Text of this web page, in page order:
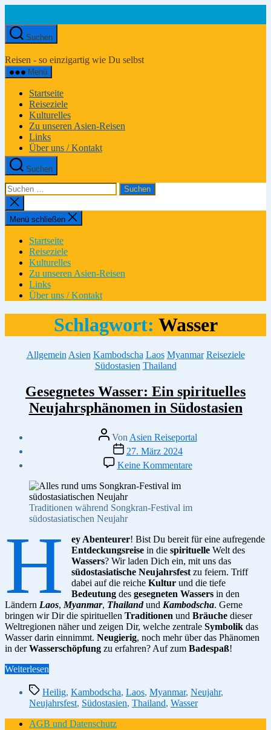
springen
Suchen
Reiseportal
Reisen - so einzigartig wie Du selbst
Menü
Startseite
Reiseziele
Kulturelles
Zu unseren Asien-Reisen
Links
Über uns / Kontakt
Suchen
Suchen
nach:
Suche
schließen
Menü schließen
Startseite
Reiseziele
Kulturelles
Zu unseren Asien-Reisen
Links
Über uns / Kontakt
Schlagwort: Wasser
Kategorien
Allgemein Asien Kambodscha Laos Myanmar Reiseziele
Südostasien Thailand
Gesegnetes Wasser: Ein spirituelles
Neujahrsphänomen in Südostasien
Beitragsautor
Von Asien Reiseportal
Veröffentlichungsdatum
27. März 2024
Keine Kommentarezu
Gesegnetes
spirituelles
Südostasien
Traditionen während Songkran-Festival im
südostasiatischen Neujahr
H ey Abenteurer! Bist Du bereit für eine aufregende
Entdeckungsreisein diespirituelleWelt des
Wassers? Wir laden Dich ein, mit uns das
südostasiatische Neujahrsfestzu feiern. Triff
dabei auf die reicheKulturund die tiefe
Bedeutungdesgesegneten Wassersin den
Ländern Laos, Myanmar, Thailandund Kambodscha. Gerne
bringen wir Dir die spirituellen Traditionen und Bräuche dieser
Weltregionen näher und zeigen Dir, welche zentrale Symbolik das
Wasser darin einnimmt. Neugierig, noch mehr über das Phänomen
in derWasserschöpfung zu erfahren? Auf zum Badespaß!
Weiterlesen
Ein
spirituelles
in
Schlagwörter
Heilig, Kambodscha, Laos, Myanmar, Neujahr,
Neujahrsfest, Südostasien, Thailand, Wasser
AGB und Datenschutz